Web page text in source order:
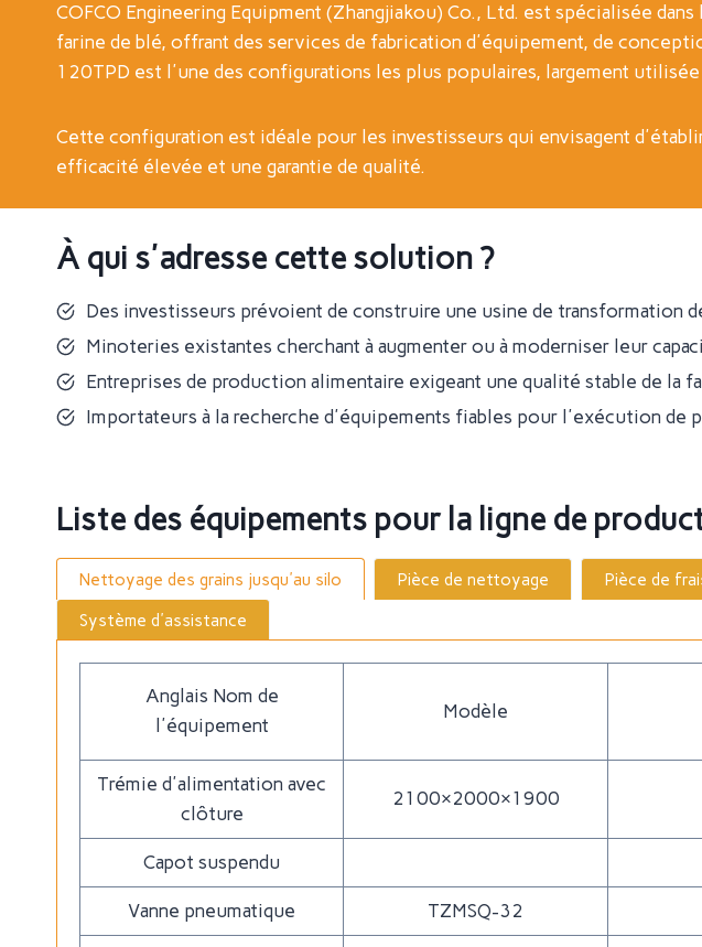
COFCO Engineering Equipment (Zhangjiakou) Co., Ltd. est spécialisée
farine de blé, offrant des services de fabrication d'équipement, de
120TPD est l'une des configurations les plus populaires, largement
Cette configuration est idéale pour les investisseurs qui envisagent
efficacité élevée et une garantie de qualité.
À qui s'adresse cette solution ?
Des investisseurs prévoient de construire une usine de transformation
Minoteries existantes cherchant à augmenter ou à moderniser leur
Entreprises de production alimentaire exigeant une qualité stable de la
Importateurs à la recherche d'équipements fiables pour l'exécution de
Liste des équipements pour la ligne de
Nettoyage des grains jusqu'au silo Pièce de nettoyage Pièce de
Système d'assistance
Anglais Nom de
l'équipement
Modèle
Trémie d'alimentation avec
clôture
2100×2000×1900
Capot suspendu
Vanne pneumatique TZMSQ-32